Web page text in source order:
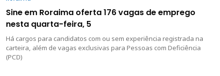
Sine em Roraima oferta 176 vagas de emprego
nesta quarta-feira, 5
Há cargos para candidatos com ou sem experiência registrada na
carteira, além de vagas exclusivas para Pessoas com Deficiência
(PCD)